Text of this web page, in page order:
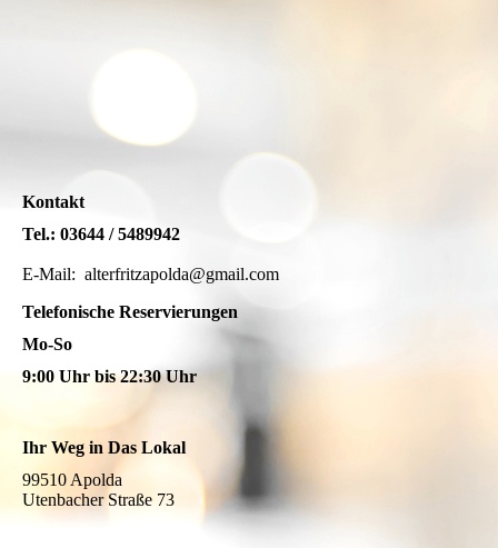
Kontakt
Tel.: 03644 / 5489942
E-Mail: alterfritzapolda@gmail.com
Telefonische Reservierungen
Mo-So
9:00 Uhr bis 22:30 Uhr
Ihr Weg in Das Lokal
99510 Apolda
Utenbacher Straße 73